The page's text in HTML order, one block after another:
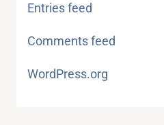
Entries feed
Comments feed
WordPress.org